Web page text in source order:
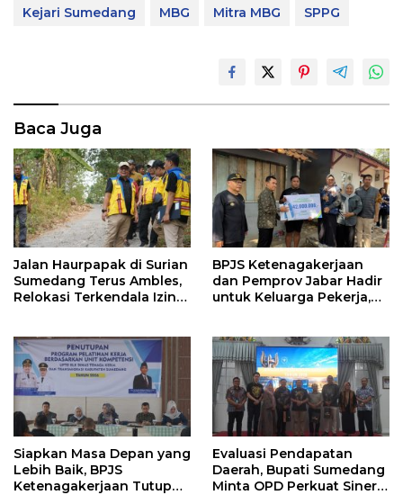
Kejari Sumedang MBG Mitra MBG SPPG
Baca Juga
Jalan Haurpapak di Surian
Sumedang Terus Ambles,
Relokasi Terkendala Izin
BPJS Ketenagakerjaan
dan Pemprov Jabar Hadir
untuk Keluarga Pekerja,
Siapkan Masa Depan yang
Lebih Baik, BPJS
Ketenagakerjaan Tutup
Evaluasi Pendapatan
Daerah, Bupati Sumedang
Minta OPD Perkuat Sinergi